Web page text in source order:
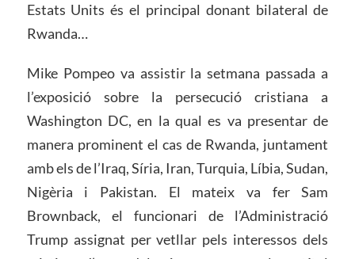
Estats Units és el principal donant bilateral de
Rwanda…
Mike Pompeo va assistir la setmana passada a
l’exposició sobre la persecució cristiana a
Washington DC, en la qual es va presentar de
manera prominent el cas de Rwanda, juntament
amb els de l’Iraq, Síria, Iran, Turquia, Líbia, Sudan,
Nigèria i Pakistan. El mateix va fer Sam
Brownback, el funcionari de l’Administració
Trump assignat per vetllar pels interessos dels